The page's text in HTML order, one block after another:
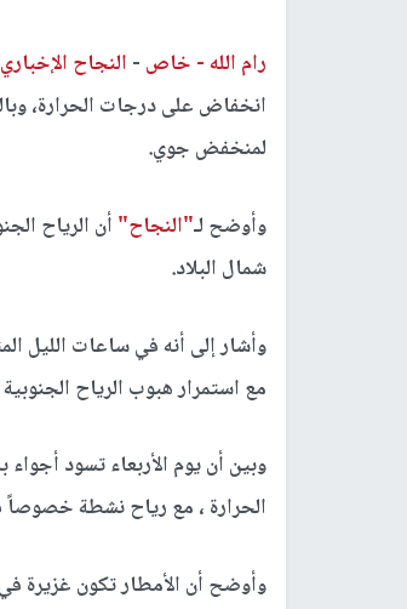
رام الله - خاص - النجاح
انخفاض على درجات الحرارة،
لمنخفض جوي.
وأوضح لـ"النجاح" أن الرياح
شمال البلاد.
وأشار إلى أنه في ساعات الليل
مع استمرار هبوب الرياح
وبين أن يوم الأربعاء تسود
الحرارة ، مع رياح نشطة خصوصاً
وأوضح أن الأمطار تكون غزيرة